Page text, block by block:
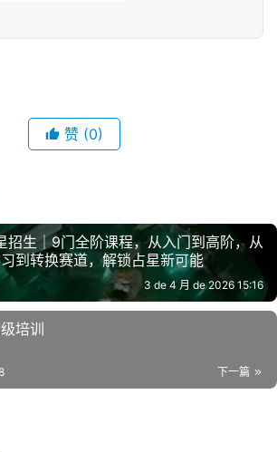
赞 (0)
生｜9门全阶课程，从入门到高阶，从
到转换赛道，解锁占星新可能
3 de 4 月 de 2026 15:16
培训
下一篇